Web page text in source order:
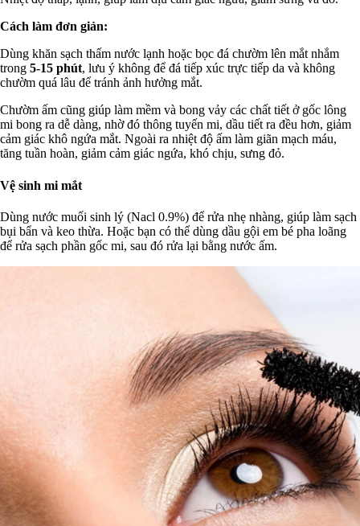
Cách làm đơn giản:
Dùng khăn sạch thấm nước lạnh hoặc bọc đá chườm lên mắt nhắm
trong 5-15 phút, lưu ý không để đá tiếp xúc trực tiếp da và không
chườm quá lâu để tránh ảnh hưởng mắt.
Chườm ấm cũng giúp làm mềm và bong vảy các chất tiết ở gốc lông
mi bong ra dễ dàng, nhờ đó thông tuyến mi, dầu tiết ra đều hơn, giảm
cảm giác khô ngứa mắt. Ngoài ra nhiệt độ ấm làm giãn mạch máu,
tăng tuần hoàn, giảm cảm giác ngứa, khó chịu, sưng đỏ.
Vệ sinh mi mắt
Dùng nước muối sinh lý (Nacl 0.9%) để rửa nhẹ nhàng, giúp làm sạch
bụi bẩn và keo thừa. Hoặc bạn có thể dùng dầu gội em bé pha loãng
để rửa sạch phần gốc mi, sau đó rửa lại bằng nước ấm.